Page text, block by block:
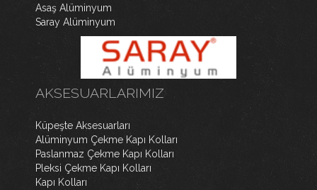
Asaş Alüminyum
Saray Alüminyum
WordPress Slider Free Version
AKSESUARLARIMIZ
Küpeşte Aksesuarları
Alüminyum Çekme Kapı Kolları
Paslanmaz Çekme Kapı Kolları
Pleksi Çekme Kapı Kolları
Kapı Kolları